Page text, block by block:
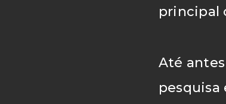
principal
Até
pesquisa